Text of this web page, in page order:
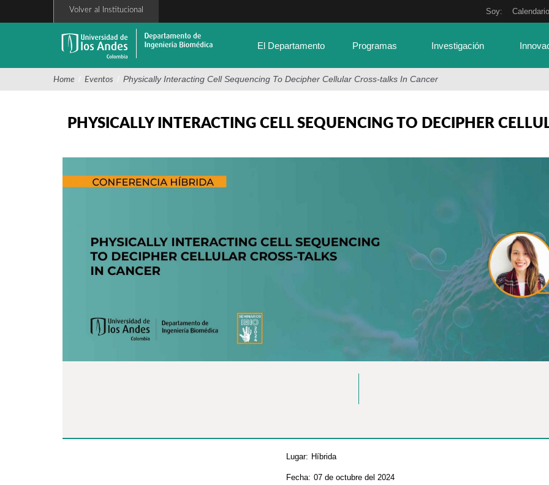
Soy: Calendario
Volver al Institucional
El Departamento Programas Investigación
Home / Eventos / Physically Interacting Cell Sequencing To Decipher Cellular Cross-talks In Cancer
PHYSICALLY INTERACTING CELL SEQUENCING TO DECIPHER
Lugar: Híbrida
Fecha: 07 de octubre del 2024